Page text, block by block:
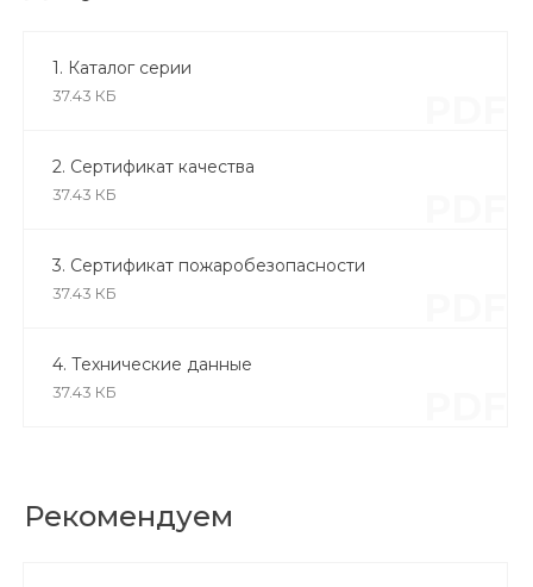
1. Каталог серии
37.43 КБ
2. Сертификат качества
37.43 КБ
3. Сертификат пожаробезопасности
37.43 КБ
4. Технические данные
37.43 КБ
Рекомендуем